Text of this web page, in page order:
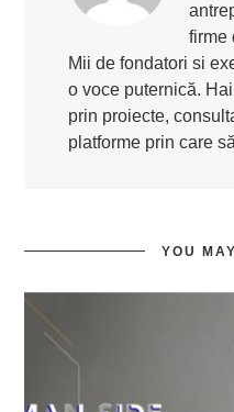
firme
Mii de fondatori si
o voce puternică.
prin proiecte,
platforme prin care
YOU